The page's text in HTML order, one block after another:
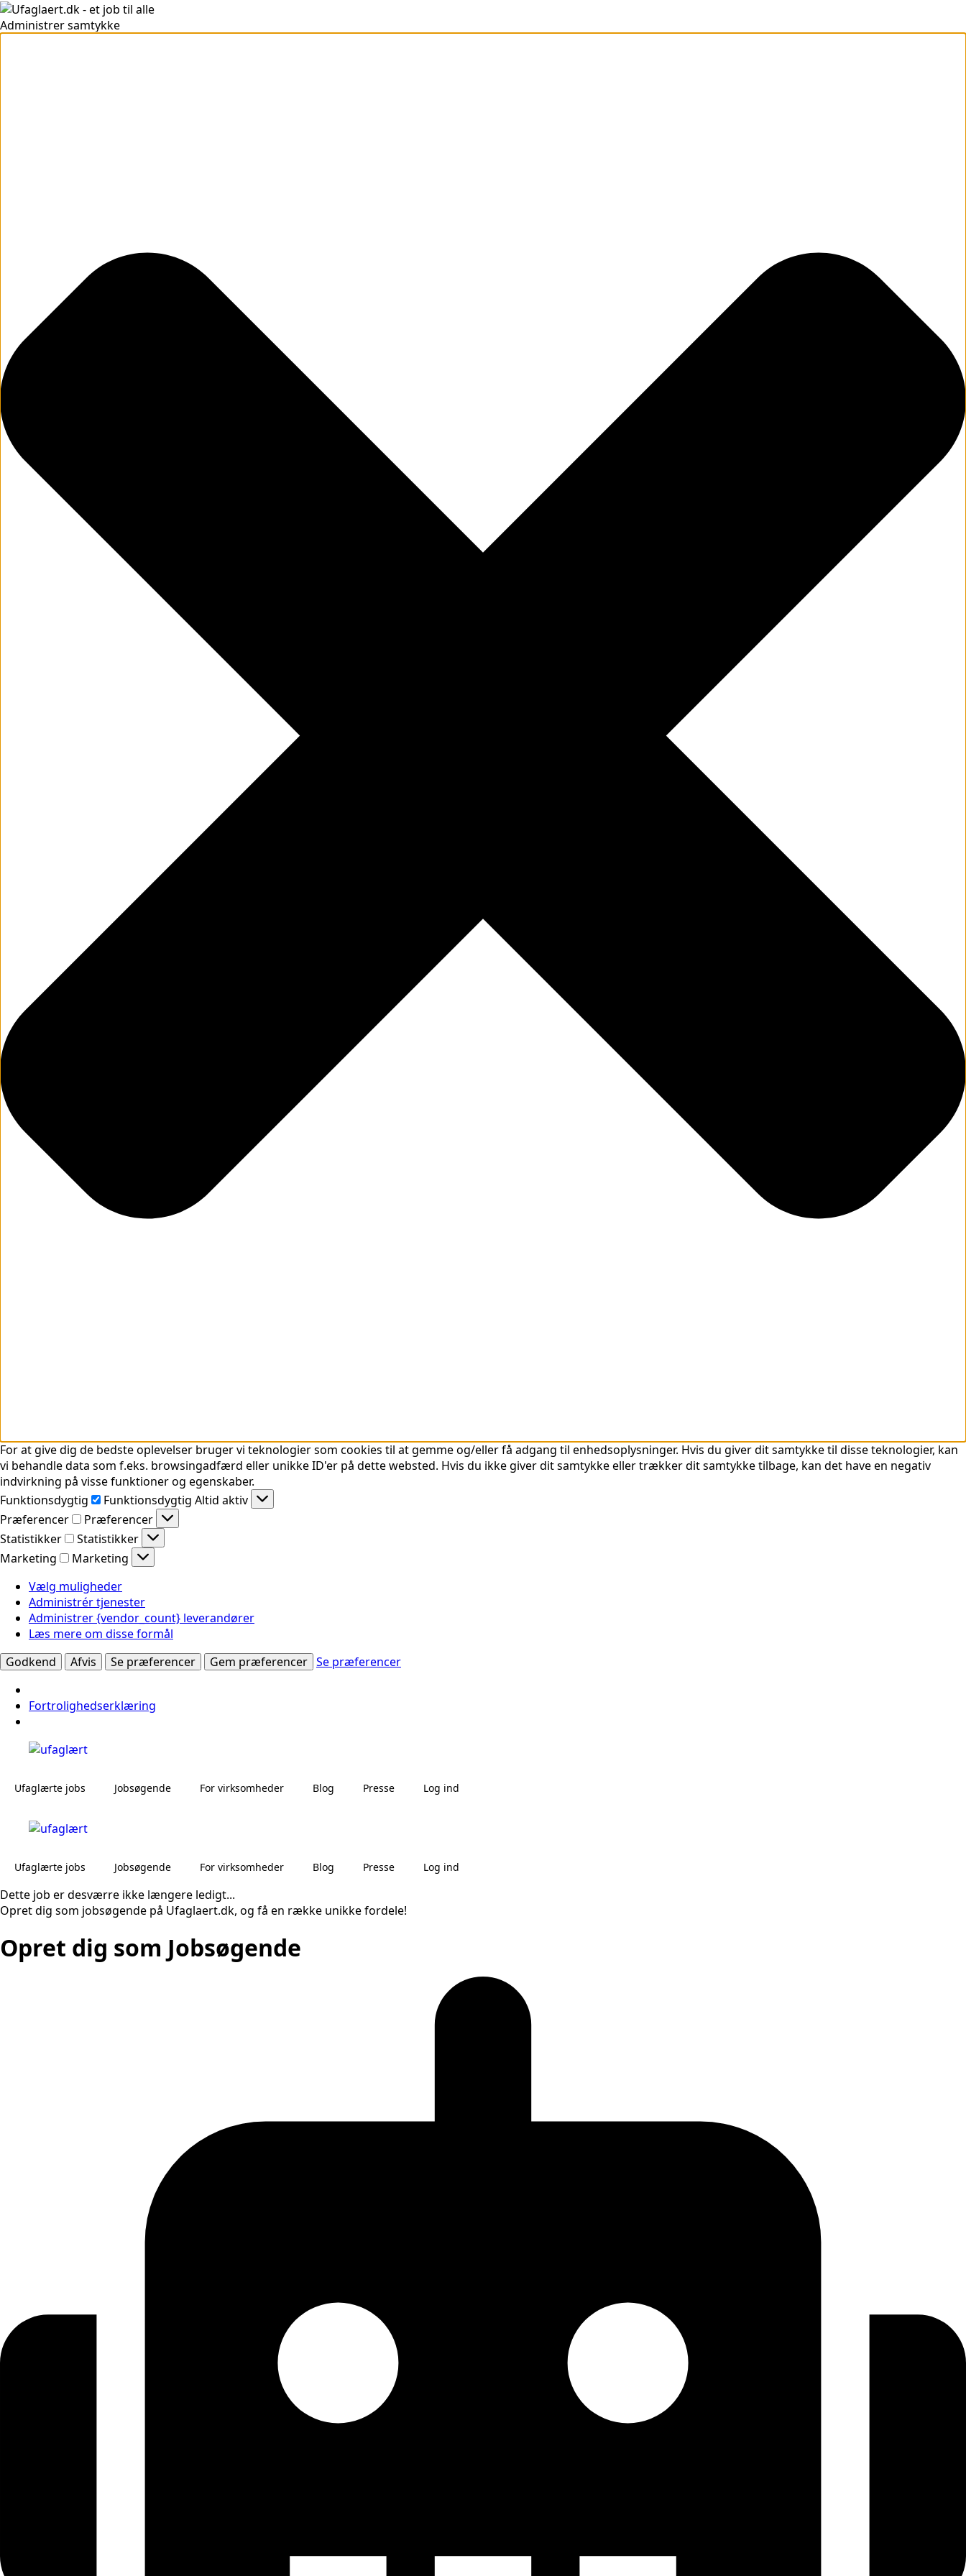
Administrer samtykke
For at give dig de bedste oplevelser bruger vi teknologier som cookies til at gemme og/eller få adgang til enhedsoplysninger. Hvis du giver dit samtykke til disse teknologier, kan
vi behandle data som f.eks. browsingadfærd eller unikke ID'er på dette websted. Hvis du ikke giver dit samtykke eller trækker dit samtykke tilbage, kan det have en negativ
indvirkning på visse funktioner og egenskaber.
Funktionsdygtig
Funktionsdygtig Altid aktiv
Præferencer
Præferencer
Statistikker
Statistikker
Marketing
Marketing
Vælg muligheder
Administrér tjenester
Administrer {vendor_count} leverandører
Læs mere om disse formål
Godkend
Afvis Se præferencer Gem præferencer Se præferencer
Fortrolighedserklæring
Ufaglærte jobs Jobsøgende For virksomheder Blog Presse Log ind
Ufaglærte jobs Jobsøgende For virksomheder Blog Presse Log ind
Dette job er desværre ikke længere ledigt...
Opret dig som jobsøgende på Ufaglaert.dk, og få en række unikke fordele!
Opret dig som Jobsøgende